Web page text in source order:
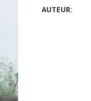
AUTEUR: